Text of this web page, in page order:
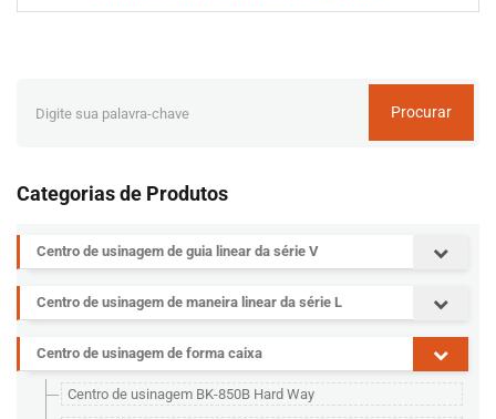
Procurar
Categorias de Produtos
Centro de usinagem de guia linear da série V
Centro de usinagem de maneira linear da série L
Centro de usinagem de forma caixa
Centro de usinagem BK-850B Hard Way